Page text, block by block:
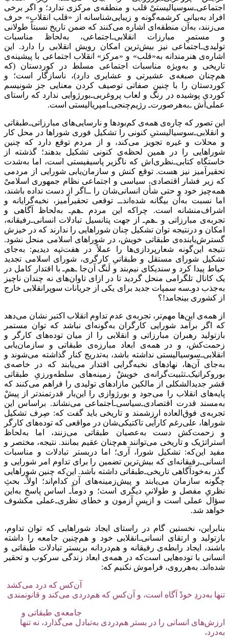
اجتماعی‌ـ‌سوسیالیستیْ قلب و منطقه‌ی مرکزی ندارد؛ و اگر برخی
افراد به‌بیانی کرشمه‌گونه و زیبایی‌شناسانه از «قلب انقلاب» حرف
می‌زنند، به‌آن منطقه‌ای اشاره می‌کنند که ضمن تاریخ نسبتاً طولانی
و مستمرِ مبارزات انقلابی‌‌ـ‌اجتماعی‌، به‌لحاظ مناسبات
تولیدی‌ـ‌اجتماعی نیز بیش‌ترین امکان رویش انقلابی را دارد. این
اشاره‌ی هنرمندانه به«‌قلب» و «مرکز» انقلاب اجتماعی با پیشینه‌ی
تاریخی و به‌ویژه مناسبات ‌اجتماعی مسلط در کوردستان (که
هم‌چنان صبغه‌ی عشیرتی و عشایری دارد)، ناسازگار است؛ و
کوردستان را با چنین صفاتی توصیف کردن معنایی جز شونیسم
کوردیِ پوشیده در رنگ و لعاب پروغربی‌ـ‌بورژوایی ندارد که راستای
عملی‌اش ـ‌به‌هرصورت‌ـ رژیم‌چنجی‌ـ‌امپریالیستی است.
این تصور که چاره‌ی همه‌ی کم‌بودها و نارسایی‌های مبارزاتی‌ـ‌طبقاتی
و انقلابی‌ـ‌سوسیالیستیِ کنونی را ‌تشکیل فوری شوراها در محل کار
و محلات و غیره تجویز می‌کند، و از مردم توقع دارد که چنین
شوراهایی را در همین لحظه‌ی کنونی تشکیل بدهند؛ گذشته از
خاستگاه کتابی‌ـ‌نظری‌اش که ناگزیر پاسیفیستی است، اما به‌شدت
تحقیرآمیز نیز هست. توقع کنش و سازمان‌یابی شورایی از مردمی
که زیر فشار اقتصادی، سیاسی و اجتماعی نظام جمهوری اسلامیْ
همه‌چیز خود و حتی شأن انسانی‌شان را ــ‌اگر از دست نداده باشند،
اما نسبت به‌آن بیگانه شده‌اندــ توقعی تحقیرآمیز، نخبه‌گرایانه و
اشراف‌منشانه است. چراکه این مردم ـ‌هم‌ـ به‌لحاظ آگاهی و
تجربه‌ی مبارزاتی و ـ‌هم‌ـ از جهت پتانسیل تبادلات انسانی‌ـ‌رفیقانه،
امکان و درنتیجه توان تشکیل چنان شوراهایی را ندارند که در خیزش
گسترش‌یابنده‌ی طبقاتی خویش، در شوراهای اسلامی منحل‌ نشود.
نتیجه این‌گونه شعارپردازی‌ها را عملاً در هفت‌تپه دیدیم: به‌جای
تشکیل شورای مستقل و طبقاتیِ کارگری، شورای اسلامی تجدید
حیاط پیدا کرد و سندیکای نیم‌بند و لَنگ آن‌جا ـ‌هم‌ـ با اقتدار کامل در
‌یک کانال تلگرامی منحل گردید تا در ازای تاوان‌های نه چندان ناچیز
به‌جذب دو‌ـ‌سه سمپات جدید برای یکی از جریانات سوپرانقلابی خارج
از کشوری بینجامد!؟
از همه‌ی این‌ها مهم‌تر، تجربه‌ی عدم تداوم انقلاب اکتبر نشان می‌دهد
که اگر برآمد شورایی کارگران به‌گونه‌ای نباشد که توان مستمر
بازتولید رهبران مبارزاتی و انقلابی را از میان توده‌های کارگر و
زحمت‌کش، و در همه‌ی ابعاد مبارزه‌ی طبقاتی و سازمان‌یابی
انقلابی‌ـ‌سوسیالیستی نداشته باشد، به‌تدریج کنار گذاشته می‌شوند و
به‌جای آن‌ها، نهادهای نخبه‌گرایی اقتدار می‌یابند که در خاصه‌ی
بوروکراتیک‌ـ‌تثبیت‌گرانه‌ی خویشْ زمینه‌های سلطه‌ورزیِ طبقاتی
قشر جدیدالشکلی از مالکین مازادهای تولیدی را فراهم می‌کنند که
پایه‌های انقلاب را می‌جود و بورژوازی را این‌بار قدرتمندتر از پیشْ
به‌مسند قدرت اقتصادی‌ـ‌سیاسی‌ـ‌اجتماعی می‌نشاند. براساس این
تجربه‌ی فوق‌العاده ارزشمند و تاریخی باید گفت که: صِرف تشکیل
شوراها، علی‌رغم کارآیی تاکتیکی‌شان در مواقعی که توده‌های کارگر
و زحمت‌کش دست به‌عصیان طبقاتی می‌زنند، اما به‌لحاظ
استراتژیک و تاریخی می‌توانند هم‌چنان عقیم بمانند. نتیجه، مختصر و
مفید این‌که: تشکیل شورا، آری؛ اما دربستر تبادلات و مناسبات
انسانی‌ـ‌رفیقانه‌ای ‌که بیش‌ترین تضمین را برای تداوم امر شورایی و
گذر به‌خودآگاهی تاریخی‌ـ‌طبقاتی داشته باشد. این‌که چنین شوراهایی
چگونه سازمان می‌یابند و پیش‌زمینه‌های آن کدام‌اند؛ اولاً‌ـ بحثِ
نظریِ مفصل و طولانیِ دیگری است؛ و دوماً‌ـ اساس پاسخ به‌این
سؤال عملی است و ازپسِ آزمون و خطای نظری‌ـ‌عملی مکشوف
خواهد شد.
بنابراین، نخستین گام در راستای ایجاد شوراهایی که توان تداوم،
بازتولید و ارتقای انسانی‌ـ‌انقلابی خود و هم‌چنین جامعه را داشته
باشند، ایجاد رابطه‌ی رفیقانه و هم‌دردانه بربستر تبادلات طبقاتی و
انسانی با توده‌هایی است‌که در همه‌ی ابعاد زندگی سرکوب و تحقیر
شده‌اند. به‌هرروی، فراموش نکنیم که:
آن‌کس که درد می‌کشد
تنها به‌دردِ خودْ آگاه است، و آن‌کس که هم‌دردی می‌کند و قانونمندی
جامعه‌ی طبقاتی و
ارزش‌های انسانی را در بستر هم‌دردی به‌تبادل می‌گذارد، نه تنها
به‌درد،